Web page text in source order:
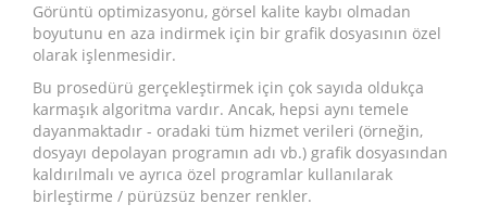
Görüntü optimizasyonu, görsel kalite kaybı olmadan
boyutunu en aza indirmek için bir grafik dosyasının özel
olarak işlenmesidir.
Bu prosedürü gerçekleştirmek için çok sayıda oldukça
karmaşık algoritma vardır. Ancak, hepsi aynı temele
dayanmaktadır - oradaki tüm hizmet verileri (örneğin,
dosyayı depolayan programın adı vb.) grafik dosyasından
kaldırılmalı ve ayrıca özel programlar kullanılarak
birleştirme / pürüzsüz benzer renkler.